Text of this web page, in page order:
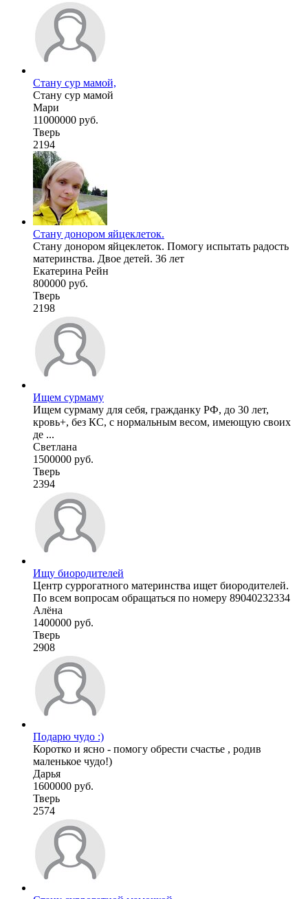
Стану сур мамой,
Стану сур мамой
Мари
11000000 руб.
Тверь
2194
Стану донором яйцеклеток.
Стану донором яйцеклеток. Помогу испытать радость
материнства. Двое детей. 36 лет
Екатерина Рейн
800000 руб.
Тверь
2198
Ищем сурмаму
Ищем сурмаму для себя, гражданку РФ, до 30 лет,
кровь+, без КС, с нормальным весом, имеющую своих
де ...
Светлана
1500000 руб.
Тверь
2394
Ищу биородителей
Центр суррогатного материнства ищет биородителей.
По всем вопросам обращаться по номеру 89040232334
Алёна
1400000 руб.
Тверь
2908
Подарю чудо :)
Коротко и ясно - помогу обрести счастье , родив
маленькое чудо!)
Дарья
1600000 руб.
Тверь
2574